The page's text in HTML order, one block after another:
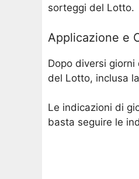
sorteggi del Lotto.
Applicazione e
Dopo diversi
del Lotto, inclusa
Le indicazioni di
basta seguire le